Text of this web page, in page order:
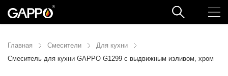
Главная Смесители
Для кухни
Смеситель для кухни GAPPO G1299 с выдвижным изливом, хром